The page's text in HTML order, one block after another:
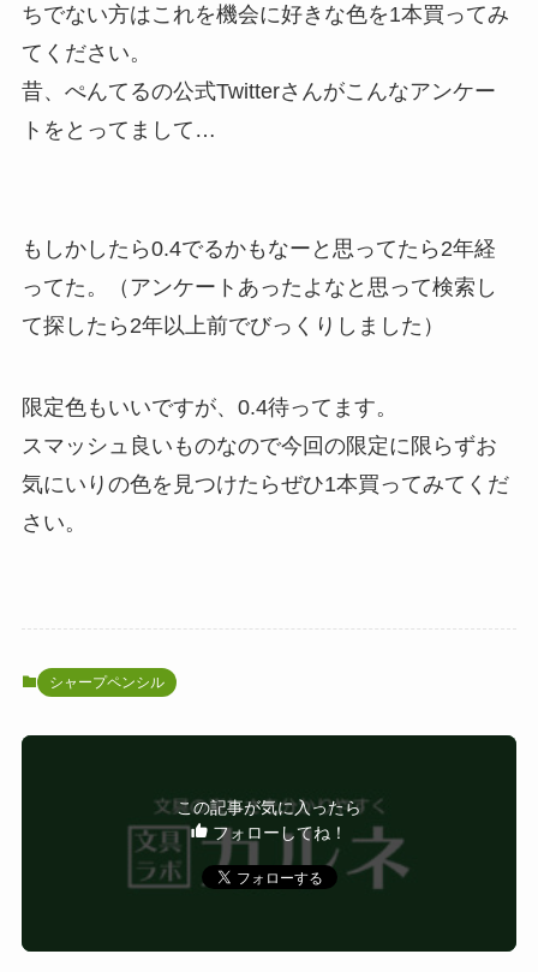
ちでない方はこれを機会に好きな色を1本買ってみ
てください。
昔、ぺんてるの公式Twitterさんがこんなアンケー
トをとってまして…
もしかしたら0.4でるかもなーと思ってたら2年経
ってた。（アンケートあったよなと思って検索し
て探したら2年以上前でびっくりしました）
限定色もいいですが、0.4待ってます。
スマッシュ良いものなので今回の限定に限らずお
気にいりの色を見つけたらぜひ1本買ってみてくだ
さい。
シャープペンシル
この記事が気に入ったら
フォローしてね！